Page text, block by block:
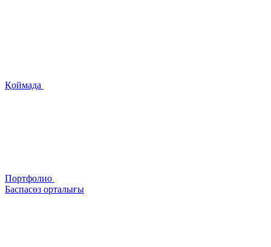
Қоймада
Портфолио
Баспасөз орталығы